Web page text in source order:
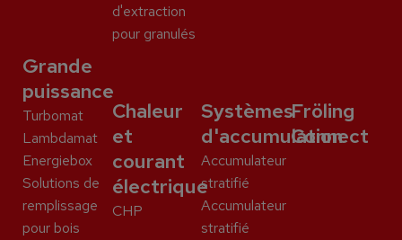
d'extraction
pour granulés
Grande
puissance
Turbomat
Lambdamat
Energiebox
Solutions de
remplissage
pour bois
Chaleur
et
courant
électrique
CHP
Systèmes
d'accumulation
Accumulateur
stratifié
Accumulateur
stratifié
Fröling
Connect